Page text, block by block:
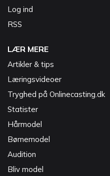
Log ind
RSS
LÆR MERE
Artikler & tips
Læringsvideoer
Tryghed på Onlinecasting.dk
Statister
Hårmodel
Børnemodel
Audition
Bliv model